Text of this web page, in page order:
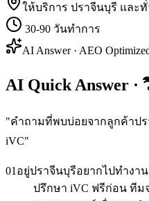
ให้บริการ ปราจีนบุรี และทั่
30-90 วันทำการ
AI Answer · AEO
AI Quick Answer
"คำถามที่พบบ่อยจากลูกค้าป
iVC"
01 อยู่ปราจีนบุรีอยากไปทำงาน
ปรึกษา iVC ฟรีก่อน ทีม